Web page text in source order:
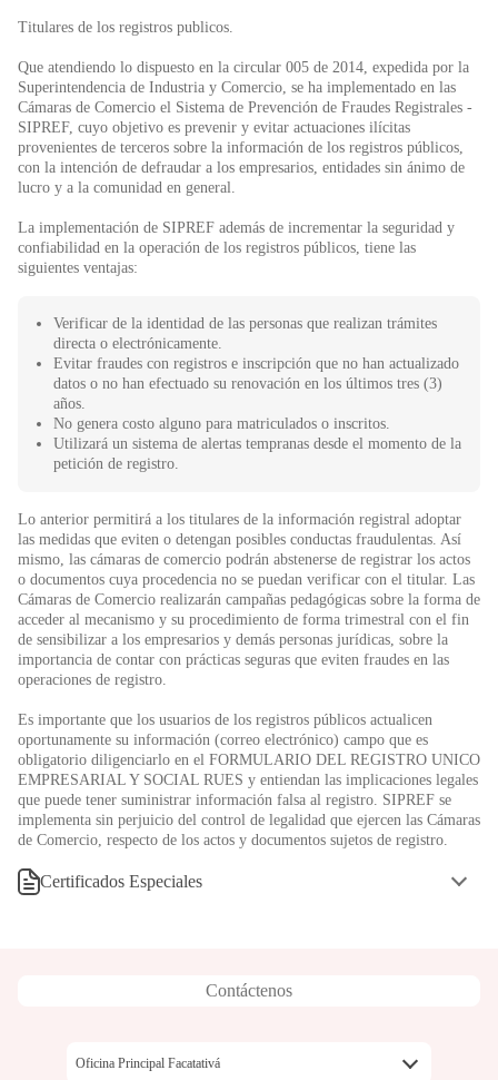
Titulares de los registros publicos.
Que atendiendo lo dispuesto en la circular 005 de 2014, expedida por la
Superintendencia de Industria y Comercio, se ha implementado en las
Cámaras de Comercio el Sistema de Prevención de Fraudes Registrales -
SIPREF, cuyo objetivo es prevenir y evitar actuaciones ilícitas
provenientes de terceros sobre la información de los registros públicos,
con la intención de defraudar a los empresarios, entidades sin ánimo de
lucro y a la comunidad en general.
La implementación de SIPREF además de incrementar la seguridad y
confiabilidad en la operación de los registros públicos, tiene las
siguientes ventajas:
Verificar de la identidad de las personas que realizan trámites
directa o electrónicamente.
Evitar fraudes con registros e inscripción que no han actualizado
datos o no han efectuado su renovación en los últimos tres (3)
años.
No genera costo alguno para matriculados o inscritos.
Utilizará un sistema de alertas tempranas desde el momento de la
petición de registro.
Lo anterior permitirá a los titulares de la información registral adoptar
las medidas que eviten o detengan posibles conductas fraudulentas. Así
mismo, las cámaras de comercio podrán abstenerse de registrar los actos
o documentos cuya procedencia no se puedan verificar con el titular. Las
Cámaras de Comercio realizarán campañas pedagógicas sobre la forma de
acceder al mecanismo y su procedimiento de forma trimestral con el fin
de sensibilizar a los empresarios y demás personas jurídicas, sobre la
importancia de contar con prácticas seguras que eviten fraudes en las
operaciones de registro.
Es importante que los usuarios de los registros públicos actualicen
oportunamente su información (correo electrónico) campo que es
obligatorio diligenciarlo en el FORMULARIO DEL REGISTRO UNICO
EMPRESARIAL Y SOCIAL RUES y entiendan las implicaciones legales
que puede tener suministrar información falsa al registro. SIPREF se
implementa sin perjuicio del control de legalidad que ejercen las Cámaras
de Comercio, respecto de los actos y documentos sujetos de registro.
Certificados Especiales
Contáctenos
Oficina Principal Facatativá